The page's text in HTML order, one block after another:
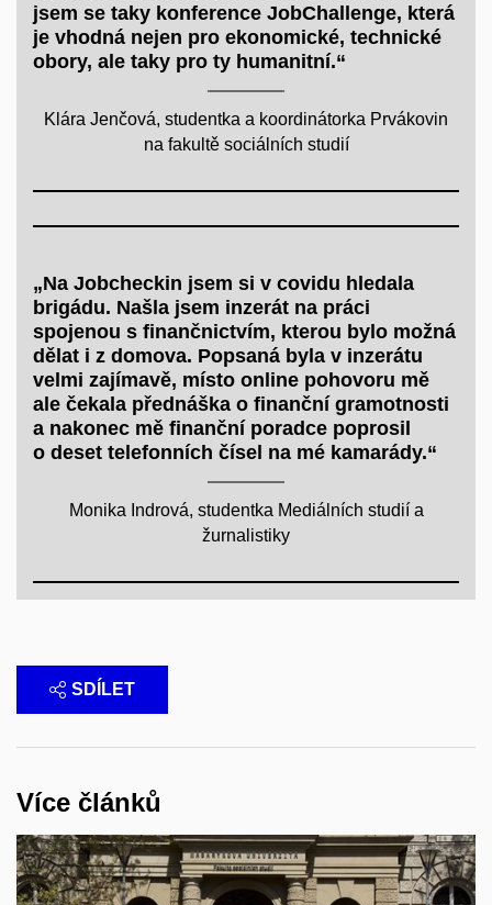
jsem se taky konference JobChallenge, která
je vhodná nejen pro ekonomické, technické
obory, ale taky pro ty humanitní.“
Klára Jenčová, studentka a koordinátorka Prvákovin
na fakultě sociálních studií
„Na Jobcheckin jsem si v covidu hledala
brigádu. Našla jsem inzerát na práci
spojenou s finančnictvím, kterou bylo možná
dělat i z domova. Popsaná byla v inzerátu
velmi zajímavě, místo online pohovoru mě
ale čekala přednáška o finanční gramotnosti
a nakonec mě finanční poradce poprosil
o deset telefonních čísel na mé kamarády.“
Monika Indrová, studentka Mediálních studií a
žurnalistiky
SDÍLET
Více článků